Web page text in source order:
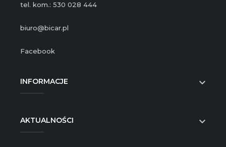
tel. kom.: 530 028 444
biuro@bicar.pl
Facebook
INFORMACJE 
AKTUALNOŚCI 